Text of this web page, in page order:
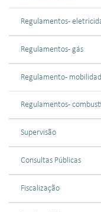
Regulamentos -
Regulamentos - gás
Regulamento -
Regulamentos -
Supervisão
Consultas Públicas
Fiscalização